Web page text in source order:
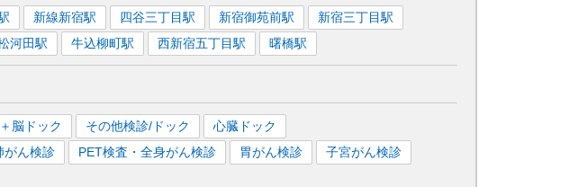
新線新宿駅 四谷三丁目駅 新宿御苑前駅 新宿三丁目駅
河田駅 牛込柳町駅 西新宿五丁目駅 曙橋駅
脳ドック その他検診/ドック
心臓ドック
がん検診 PET検査・全身がん検診 胃がん検診
子宮がん検診